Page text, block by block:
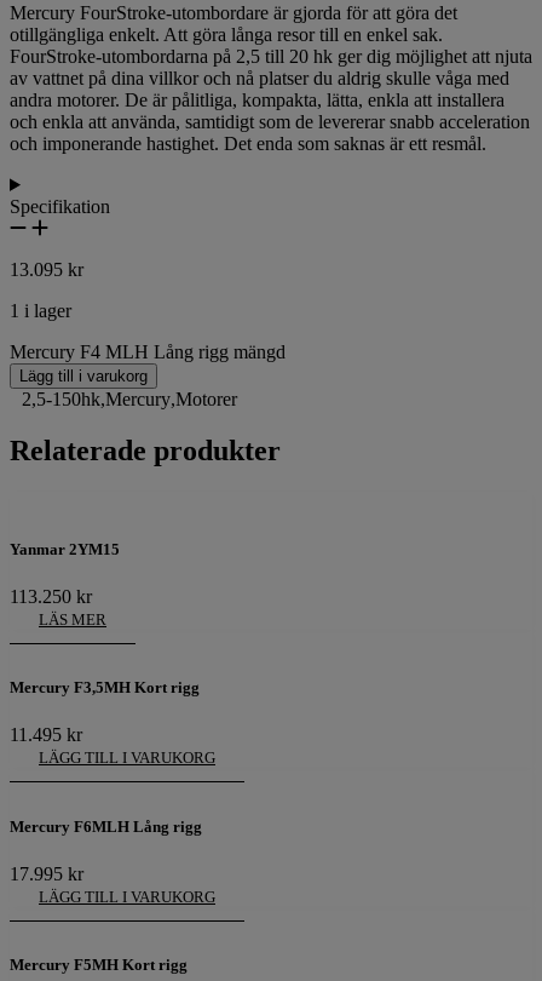
Mercury FourStroke-utombordare är gjorda för att göra det
otillgängliga enkelt. Att göra långa resor till en enkel sak.
FourStroke-utombordarna på 2,5 till 20 hk ger dig möjlighet att njuta
av vattnet på dina villkor och nå platser du aldrig skulle våga med
andra motorer. De är pålitliga, kompakta, lätta, enkla att installera
och enkla att använda, samtidigt som de levererar snabb acceleration
och imponerande hastighet. Det enda som saknas är ett resmål.
Specifikation
13.095 kr
1 i lager
Mercury F4 MLH Lång rigg mängd
Lägg till i varukorg
2,5-150hk,Mercury,Motorer
Relaterade produkter
Yanmar 2YM15
113.250 kr
LÄS MER
Mercury F3,5MH Kort rigg
11.495 kr
LÄGG TILL I VARUKORG
Mercury F6MLH Lång rigg
17.995 kr
LÄGG TILL I VARUKORG
Mercury F5MH Kort rigg